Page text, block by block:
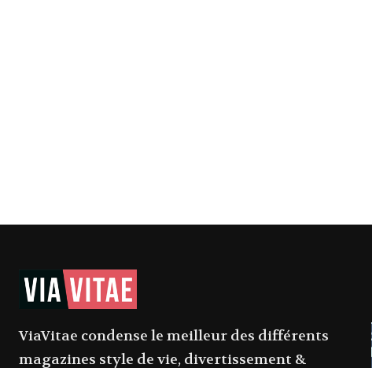
ViaVitae condense le meilleur des différents
magazines style de vie, divertissement &